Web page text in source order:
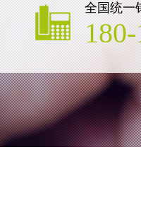
全国统一